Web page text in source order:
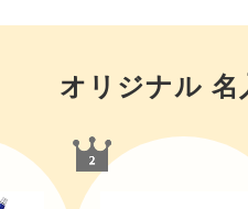
オリジナル 名